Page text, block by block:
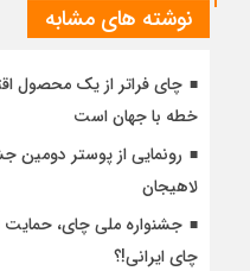
نوشته های مشابه
چای فراتر از یک محصول
خطه با جهان است
رونمایی از پوستر دومین
لاهیجان
جشنواره ملی چای، حمایت
چای ایرانی!؟